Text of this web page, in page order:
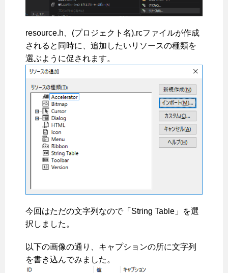
resource.h、(プロジェクト名).rcファイルが作成
されると同時に、追加したいリソースの種類を
選ぶように促されます。
今回はただの文字列なので「String Table」を選
択しました。
以下の画像の通り、キャプションの所に文字列
を書き込んでみました。